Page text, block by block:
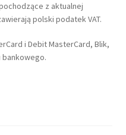
z aktualnej
polski podatek VAT.
i Debit MasterCard, Blik,